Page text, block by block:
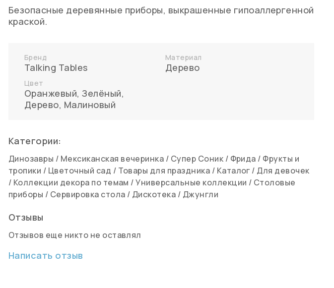
Безопасные деревянные приборы, выкрашенные гипоаллергенной
краской.
Бренд
Talking Tables
Материал
Дерево
Цвет
Оранжевый,Зелёный,
Дерево, Малиновый
Категории:
Динозавры / Мексиканская вечеринка / Супер Соник / Фрида / Фрукты и
тропики / Цветочный сад / Товары для праздника / Каталог / Для девочек
/ Коллекции декора по темам /Универсальные коллекции / Столовые
приборы / Сервировка стола / Дискотека / Джунгли
Отзывы
Отзывов еще никто не оставлял
Написать отзыв